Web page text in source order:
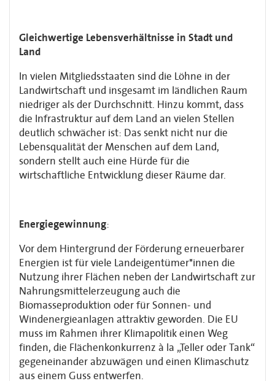
Gleichwertige Lebensverhältnisse in Stadt und
Land
In vielen Mitgliedsstaaten sind die Löhne in der
Landwirtschaft und insgesamt im ländlichen Raum
niedriger als der Durchschnitt. Hinzu kommt, dass
die Infrastruktur auf dem Land an vielen Stellen
deutlich schwächer ist: Das senkt nicht nur die
Lebensqualität der Menschen auf dem Land,
sondern stellt auch eine Hürde für die
wirtschaftliche Entwicklung dieser Räume dar.
Energiegewinnung:
Vor dem Hintergrund der Förderung erneuerbarer
Energien ist für viele Landeigentümer*innen die
Nutzung ihrer Flächen neben der Landwirtschaft zur
Nahrungsmittelerzeugung auch die
Biomasseproduktion oder für Sonnen- und
Windenergieanlagen attraktiv geworden. Die EU
muss im Rahmen ihrer Klimapolitik einen Weg
finden, die Flächenkonkurrenz à la „Teller oder Tank“
gegeneinander abzuwägen und einen Klimaschutz
aus einem Guss entwerfen.